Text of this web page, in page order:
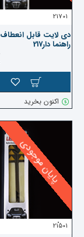
21701
دی لایت قابل
راهنما دار217
اکنون بخرید
پایان موجودی
215ْ01